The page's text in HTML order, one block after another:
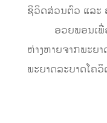
ຊີວິດສ່ວນຕົວ ແລະ
ອວຍພອນເພື່ອນ
ຫ່າງຫາຍຈາກພະຍາ
ພະຍາດລະບາດໂຄວິ